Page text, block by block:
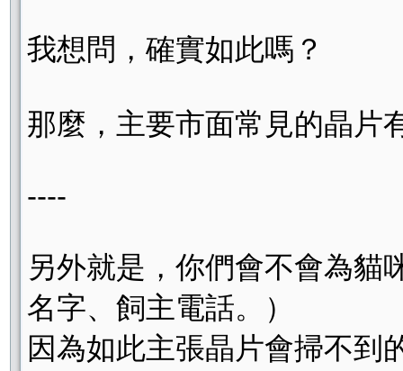
我想問，確實如此嗎？
那麼，主要市面常見的晶片
----
另外就是，你們會不會為貓
名字、飼主電話。）
因為如此主張晶片會掃不到